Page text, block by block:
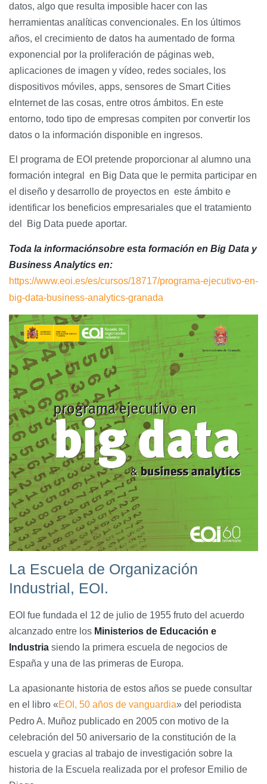
datos, algo que resulta imposible hacer con las
herramientas analíticas convencionales. En los últimos
años, el crecimiento de datos ha aumentado de forma
exponencial por la proliferación de páginas web,
aplicaciones de imagen y vídeo, redes sociales, los
dispositivos móviles, apps, sensores de Smart Cities
eInternet de las cosas, entre otros ámbitos. En este
entorno, todo tipo de empresas compiten por convertir los
datos o la información disponible en ingresos.
El programa de EOI pretende proporcionar al alumno una
formación integral en Big Data que le permita participar en
el diseño y desarrollo de proyectos en este ámbito e
identificar los beneficios empresariales que el tratamiento
del Big Data puede aportar.
Toda la informaciónsobre esta formación en Big Data y
Business Analytics en:
https://www.eoi.es/es/cursos/18717/programa-ejecutivo-en-
big-data-business-analytics-granada
La Escuela de Organización
Industrial, EOI.
EOI fue fundada el 12 de julio de 1955 fruto del acuerdo
alcanzado entre los Ministerios de Educación e
Industria siendo la primera escuela de negocios de
España y una de las primeras de Europa.
La apasionante historia de estos años se puede consultar
en el libro «EOI, 50 años de vanguardia» del periodista
Pedro A. Muñoz publicado en 2005 con motivo de la
celebración del 50 aniversario de la constitución de la
escuela y gracias al trabajo de investigación sobre la
historia de la Escuela realizada por el profesor Emilio de